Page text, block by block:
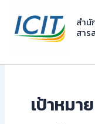
content
สำนั
สาร
เป้าหมา